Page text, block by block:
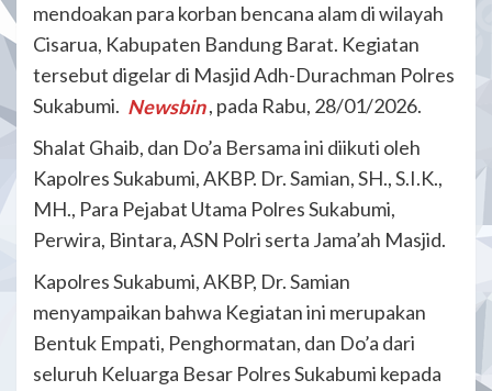
mendoakan para korban bencana alam di wilayah
Cisarua, Kabupaten Bandung Barat. Kegiatan
tersebut digelar di Masjid Adh-Durachman Polres
Sukabumi. Newsbin , pada Rabu, 28/01/2026.
Shalat Ghaib, dan Do’a Bersama ini diikuti oleh
Kapolres Sukabumi, AKBP. Dr. Samian, SH., S.I.K.,
MH., Para Pejabat Utama Polres Sukabumi,
Perwira, Bintara, ASN Polri serta Jama’ah Masjid.
Kapolres Sukabumi, AKBP, Dr. Samian
menyampaikan bahwa Kegiatan ini merupakan
Bentuk Empati, Penghormatan, dan Do’a dari
seluruh Keluarga Besar Polres Sukabumi kepada